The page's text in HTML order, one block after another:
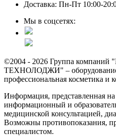
Доставка: Пн-Пт 10:00-
Мы в соцсетях:
©2004 - 2026 Группа
ТЕХНОЛОДЖИ" –
профессиональная косметика и
Информация, представленная
информационный и
медицинской консультацией,
Возможны противопоказания,
специалистом.